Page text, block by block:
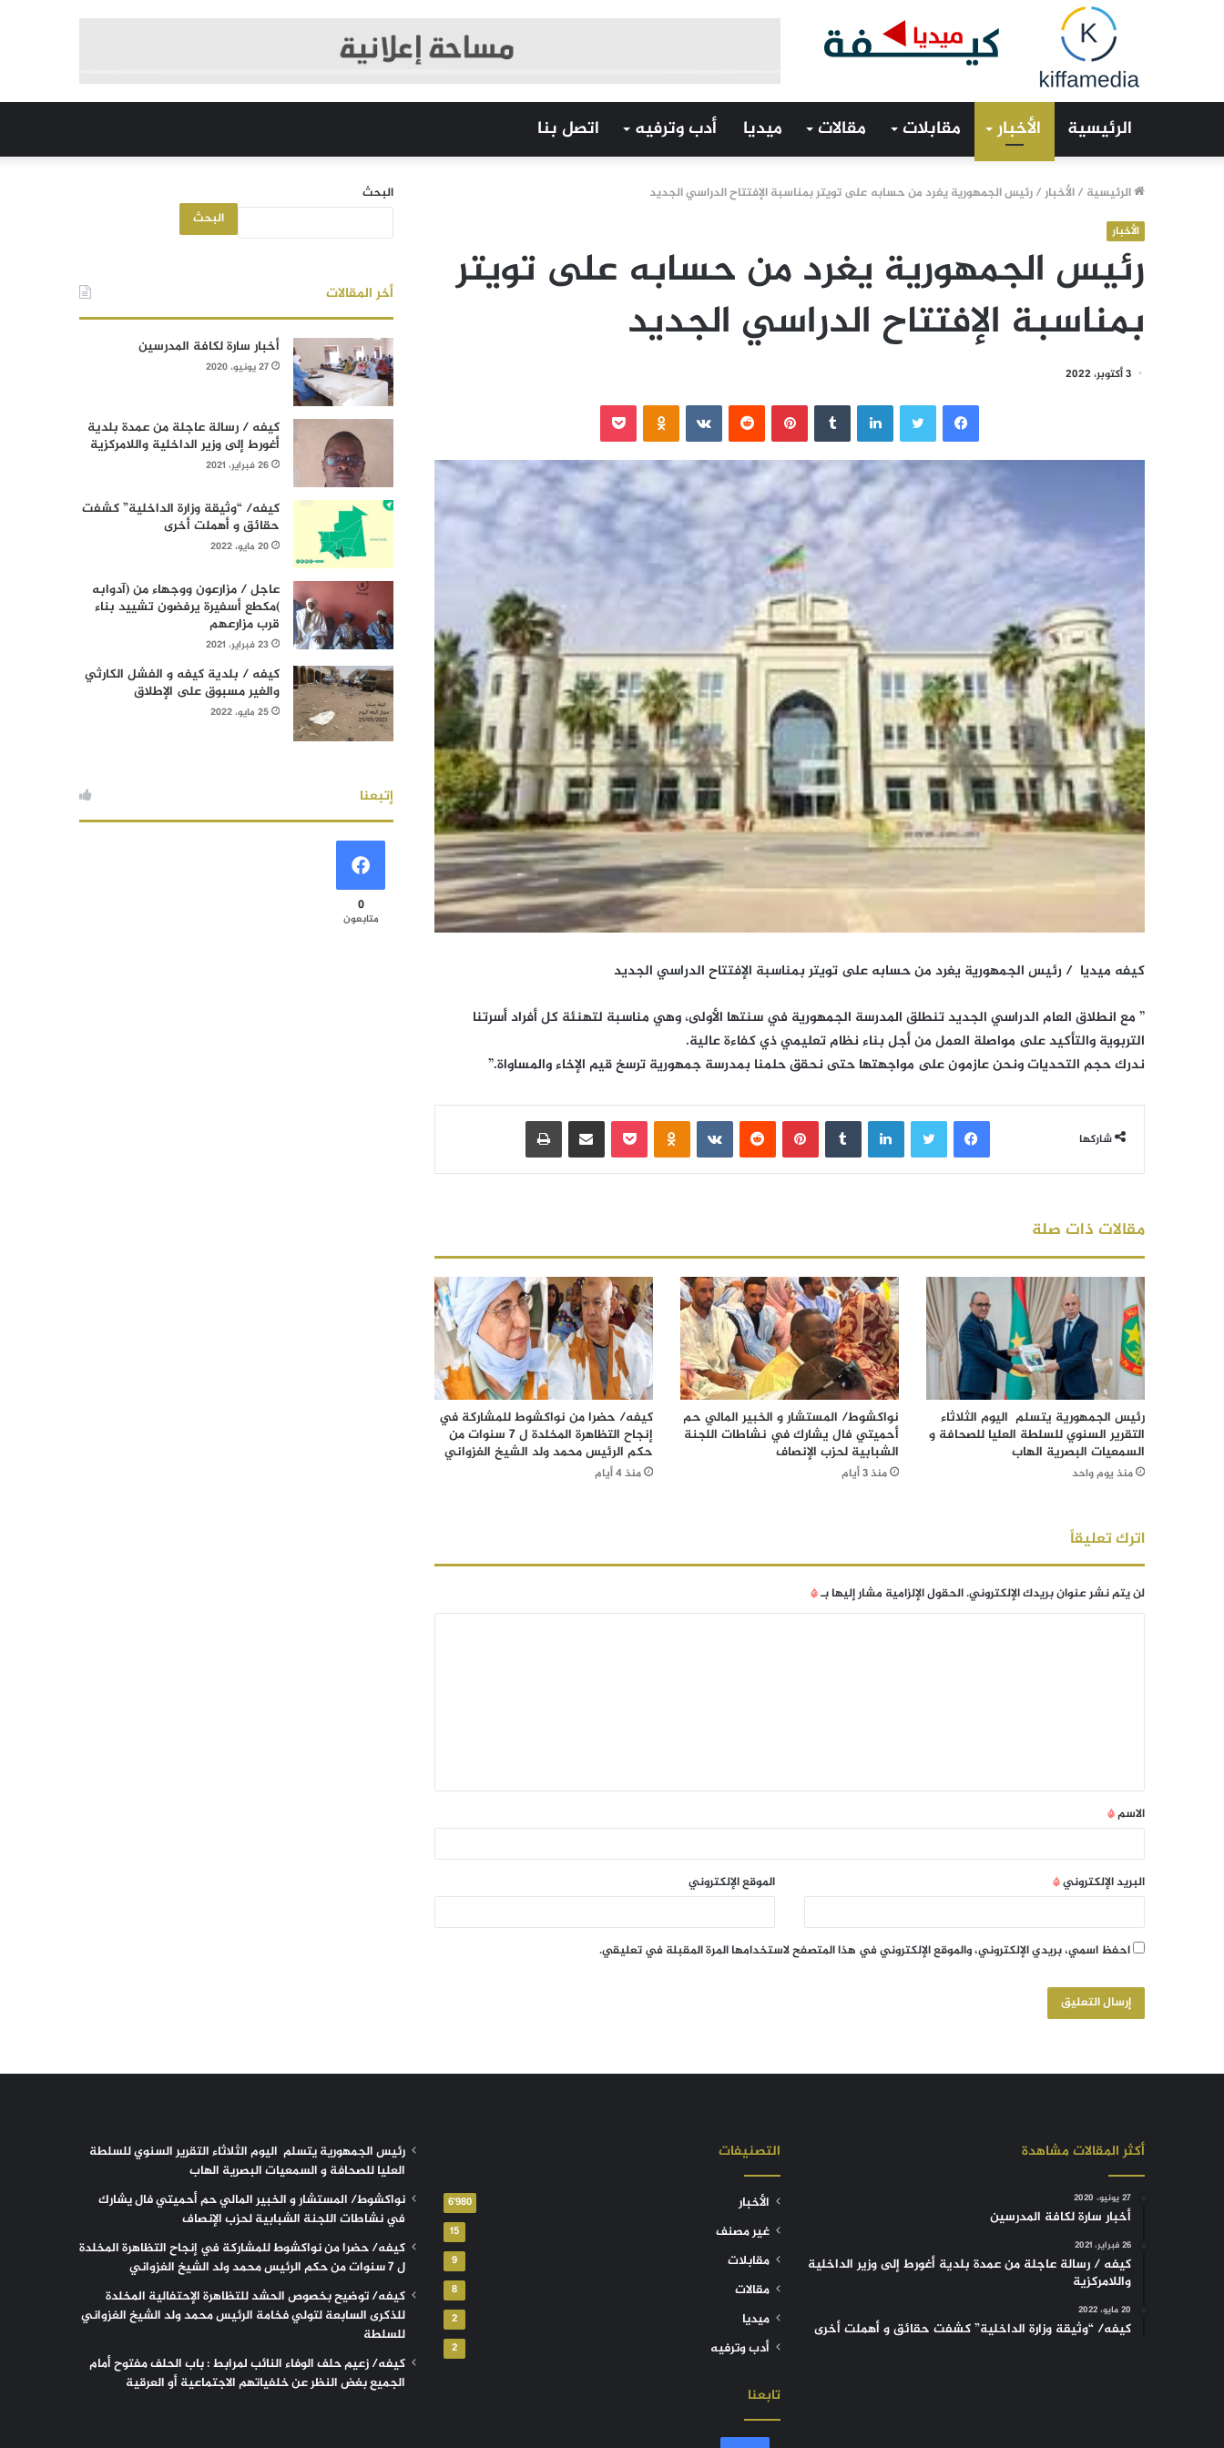
الرئيسية الأخبار مقابلات مقالات ميديا أدب وترفيه اتصل بنا
الرئيسية /الأخبار/رئيس الجمهورية يغرد من حسابه على تويتر بمناسبة الإفتتاح الدراسي الجديد
الأخبار
رئيس الجمهورية يغرد من حسابه على تويتر
بمناسبة الإفتتاح الدراسي الجديد
3 أكتوبر، 2022
فيسبوك لينكدإن بينتيريست
كيفه ميديا / رئيس الجمهورية يغرد من حسابه على تويتر بمناسبة الإفتتاح الدراسي الجديد
” ‏مع انطلاق العام الدراسي الجديد تنطلق المدرسة الجمهورية في سنتها الأولى، وهي مناسبة لتهنئة كل أفراد أسرتنا
التربوية والتأكيد على مواصلة العمل من أجل بناء نظام تعليمي ذي كفاءة عالية.
ندرك حجم التحديات ونحن عازمون على مواجهتها حتى نحقق حلمنا بمدرسة جمهورية ترسخ قيم الإخاء والمساواة.”
شاركها
فيسبوك لينكدإن بينتيريست بوكيت مشاركة عبر البريد
مقالات ذات صلة
رئيس الجمهورية يتسلم اليوم الثلاثاء
التقرير السنوي للسلطة العليا للصحافة و
السمعيات البصرية الهاب
منذ يوم واحد
نواكشوط/ المستشار و الخبير المالي حم
أحميتي فال يشارك في نشاطات اللجنة
الشبابية لحزب الإنصاف
منذ 3 أيام
كيفه/ حضرا من نواكشوط للمشاركة في
إنجاح التظاهرة المخلدة ل 7 سنوات من
حكم الرئيس محمد ولد الشيخ الغزواني
منذ 4 أيام
اترك تعليقاً
لن يتم نشر عنوان بريدك الإلكتروني.الحقول الإلزامية مشار إليها بـ*
الاسم*
البريد الإلكتروني* الموقع الإلكتروني
احفظ اسمي، بريدي الإلكتروني، والموقع الإلكتروني في هذا المتصفح لاستخدامها المرة المقبلة في تعليقي.
البحث
البحث
أخر المقالات
أخبار سارة لكافة المدرسين
27 يونيو، 2020
كيفه / رسالة عاجلة من عمدة بلدية
أغورط إلى وزير الداخلية واللامركزية
26 فبراير، 2021
كيفه/ “وثيقة وزارة الداخلية” كشفت
حقائق و أهملت أخرى
20 مايو، 2022
عاجل / مزارعون ووجهاء من (آدوابه
)مكطع أسفيرة يرفضون تشييد بناء
قرب مزارعهم
23 فبراير، 2021
كيفه / بلدية كيفه و الفشل الكارثي
والغير مسبوق على الإطلاق
25 مايو، 2022
إتبعنا
0
متابعون
أكثر المقالات مشاهدة
27 يونيو، 2020
أخبار سارة لكافة المدرسين
26 فبراير، 2021
كيفه / رسالة عاجلة من عمدة بلدية أغورط إلى وزير الداخلية
واللامركزية
20 مايو، 2022
كيفه/ “وثيقة وزارة الداخلية” كشفت حقائق و أهملت أخرى
التصنيفات
الأخبار 6٬980
غير مصنف 15
مقابلات 9
مقالات 8
ميديا 2
أدب وترفيه 2
تابعنا
رئيس الجمهورية يتسلم اليوم الثلاثاء التقرير السنوي للسلطة
العليا للصحافة و السمعيات البصرية الهاب
نواكشوط/ المستشار و الخبير المالي حم أحميتي فال يشارك
في نشاطات اللجنة الشبابية لحزب الإنصاف
كيفه/ حضرا من نواكشوط للمشاركة في إنجاح التظاهرة المخلدة
ل 7 سنوات من حكم الرئيس محمد ولد الشيخ الغزواني
كيفه/ توضيح بخصوص الحشد للتظاهرة الإحتفالية المخلدة
للذكرى السابعة لتولي فخامة الرئيس محمد ولد الشيخ الغزواني
للسلطة
كيفه/ زعيم حلف الوفاء النائب لمرابط : باب الحلف مفتوح أمام
الجميع بغض النظر عن خلفياتهم الاجتماعية أو العرقية